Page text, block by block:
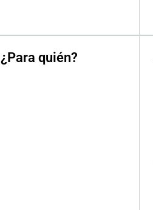
¿Para quién?